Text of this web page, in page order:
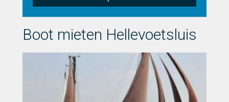
Boot mieten Hellevoetsluis